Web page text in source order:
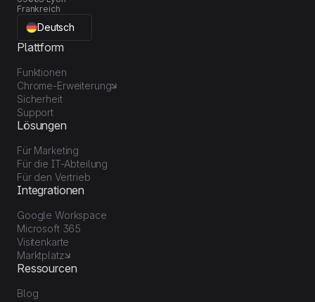
Frankreich
Deutsch
Plattform
Funktionen
Chrome-Erweiterung
Sicherheit
Support
Lösungen
Für Marketing
Für die IT-Abteilung
Für den Vertrieb
Integrationen
Google Workspace
Microsoft 365
Visitenkarte
Marktplatz
Ressourcen
Blog